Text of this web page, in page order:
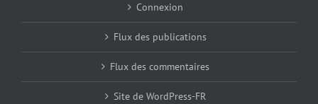
Connexion
Flux des publications
Flux des commentaires
Site de WordPress-FR